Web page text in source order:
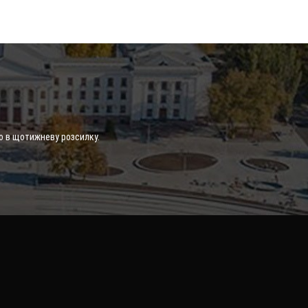
в щотижневу розсилку.